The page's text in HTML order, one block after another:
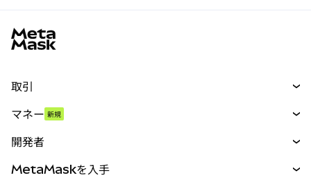
取引
パーペチュアル
RWA
マネー 新規
開発者
MetaMaskを入手